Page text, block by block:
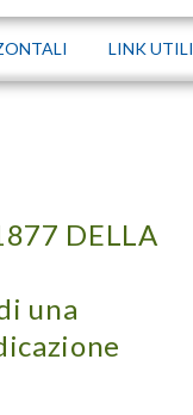
LINK UTILI
DELLA
una